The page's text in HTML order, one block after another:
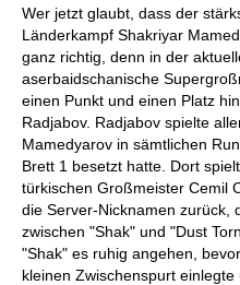
Wer jetzt glaubt, dass der
Länderkampf Shakriyar
ganz richtig, denn in der
aserbaidschanische
einen Punkt und einen Platz
Radjabov. Radjabov spielte
Mamedyarov in sämtlichen
Brett 1 besetzt hatte. Dort
türkischen Großmeister Cemil
die Server-Nicknamen zurück,
zwischen "Shak" und "Dust
"Shak" es ruhig angehen,
kleinen Zwischenspurt